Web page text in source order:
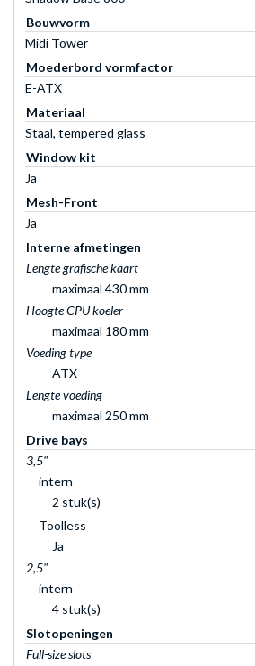
Bouwvorm
Midi Tower
Moederbord vormfactor
E-ATX
Materiaal
Staal, tempered glass
Window kit
Ja
Mesh-Front
Ja
Interne afmetingen
Lengte grafische kaart
maximaal 430 mm
Hoogte CPU koeler
maximaal 180 mm
Voeding type
ATX
Lengte voeding
maximaal 250 mm
Drive bays
3,5"
intern
2 stuk(s)
Toolless
Ja
2,5"
intern
4 stuk(s)
Slotopeningen
Full-size slots